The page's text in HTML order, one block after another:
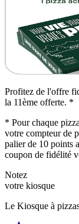
Profitez de l'offre
la 11ème offerte. *
* Pour chaque
votre compteur de
palier de 10 points
coupon de fidélité
Notez
votre kiosque
Le Kiosque à